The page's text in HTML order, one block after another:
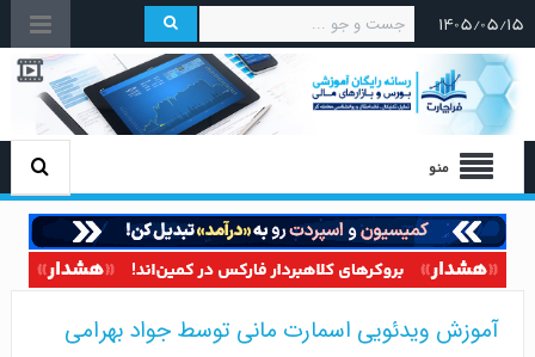
۱۴۰۵/۰۵/۱۵
منو
آموزش ویدئویی اسمارت مانی توسط جواد بهرامی